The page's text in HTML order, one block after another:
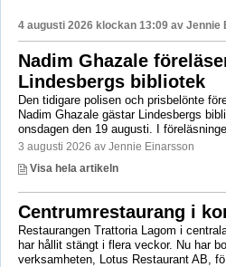
4 augusti 2026 klockan 13:09 av Jennie
Nadim Ghazale
Lindesbergs bibliotek
Den tidigare polisen och prisbelönte
Nadim Ghazale gästar Lindesbergs
onsdagen den 19 augusti. I
3 augusti 2026 av Jennie Einarsson
Visa hela artikeln
Centrumrestaurang i
Restaurangen Trattoria Lagom i
har hållit stängt i flera veckor. Nu har
verksamheten, Lotus Restaurant AB,